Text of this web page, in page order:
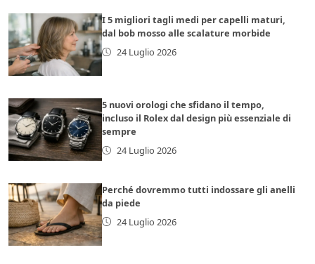
I 5 migliori tagli medi per capelli maturi,
dal bob mosso alle scalature morbide
24 Luglio 2026
5 nuovi orologi che sfidano il tempo,
incluso il Rolex dal design più essenziale di
sempre
24 Luglio 2026
Perché dovremmo tutti indossare gli anelli
da piede
24 Luglio 2026